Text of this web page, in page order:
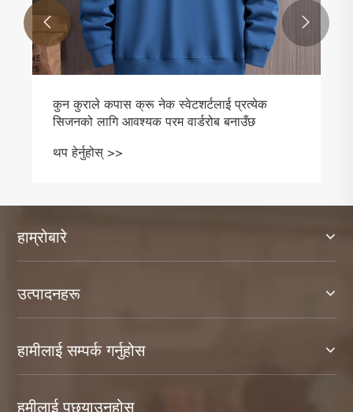
कुन कुराले कपास क्रू नेक स्वेटशर्टलाई प्रत्येक
सिजनको लागि आवश्यक परम वार्डरोब बनाउँछ
थप हेर्नुहोस् >>
 
हाम्रोबारे
उत्पादनहरू
हामीलाई सम्पर्क गर्नुहोस